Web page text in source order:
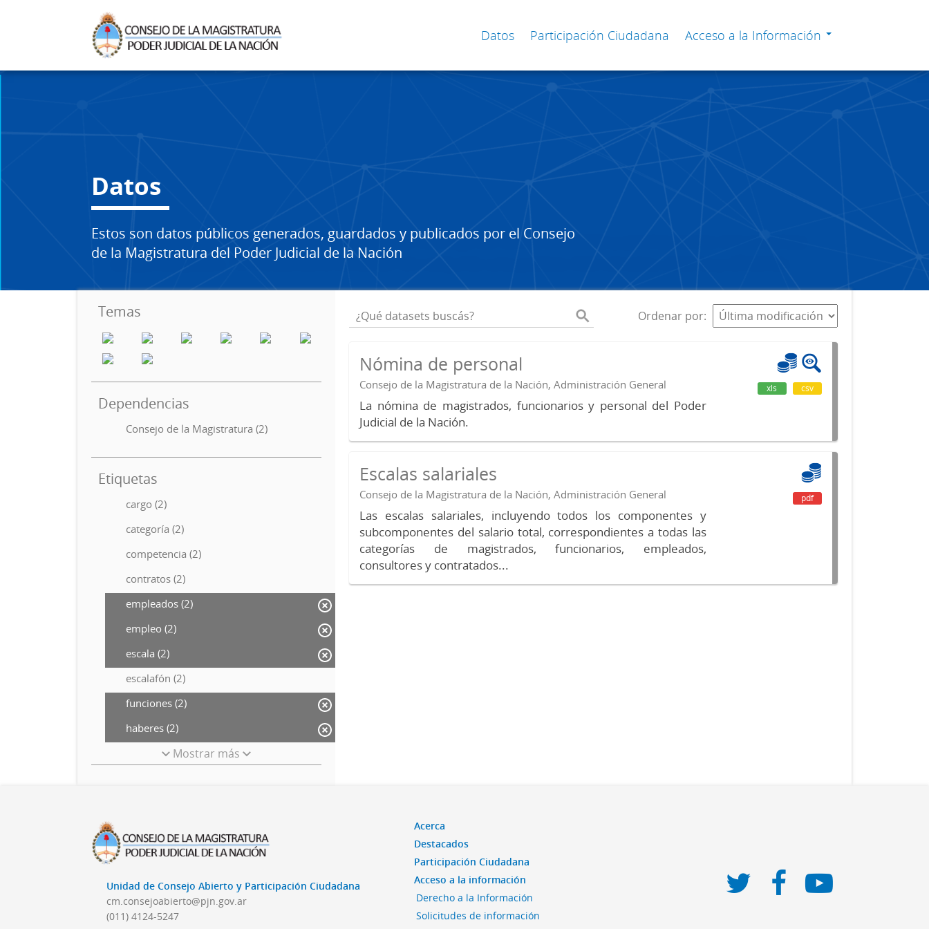
Datos Participación Ciudadana Acceso a la Información
Datos
Estos son datos públicos generados, guardados y publicados por el Consejo
de la Magistratura del Poder Judicial de la Nación
Temas
Dependencias
Consejo de la Magistratura (2)
Etiquetas
cargo (2)
categoría (2)
competencia (2)
contratos (2)
empleados (2)
empleo (2)
escala (2)
escalafón (2)
funciones (2)
haberes (2)
Mostrar más
Ordenar por
Nómina de personal
Consejo de la Magistratura de la Nación, Administración General
La nómina de magistrados, funcionarios y personal del Poder
Judicial de la Nación.
xls csv
Escalas salariales
Consejo de la Magistratura de la Nación, Administración General
Las escalas salariales, incluyendo todos los componentes y
subcomponentes del salario total, correspondientes a todas las
categorías de magistrados, funcionarios, empleados,
consultores y contratados...
pdf
Unidad de Consejo Abierto y Participación Ciudadana
cm.consejoabierto@pjn.gov.ar
(011) 4124-5247
Acerca
Destacados
Participación Ciudadana
Acceso a la información
Derecho a la Información
Solicitudes de información